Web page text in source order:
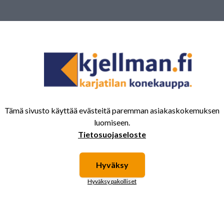
kiinnostaa myös nämä tuotteet.
OL
Multaimen kiekko
410x5 Vredo
Tämä sivusto käyttää evästeitä paremman asiakaskokemuksen
luomiseen.
Tietosuojaseloste
Hyväksy
Hyväksy pakolliset